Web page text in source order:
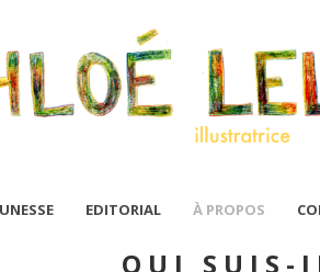
EDITORIAL À PROPOS
QUI SUIS-